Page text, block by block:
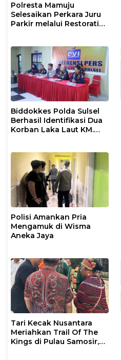
Polresta Mamuju
Selesaikan Perkara Juru
Parkir melalui Restorative
Biddokkes Polda Sulsel
Berhasil Identifikasi Dua
Korban Laka Laut KM.
Polisi Amankan Pria
Mengamuk di Wisma
Aneka Jaya
Tari Kecak Nusantara
Meriahkan Trail Of The
Kings di Pulau Samosir,